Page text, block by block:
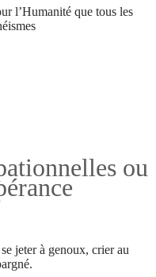
l’Humanité que tous les
ou
jeter à genoux, crier au